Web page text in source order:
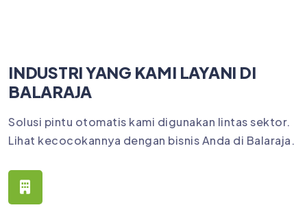
INDUSTRI YANG KAMI LAYANI DI
BALARAJA
Solusi pintu otomatis kami digunakan lintas sektor.
Lihat kecocokannya dengan bisnis Anda di Balaraja.